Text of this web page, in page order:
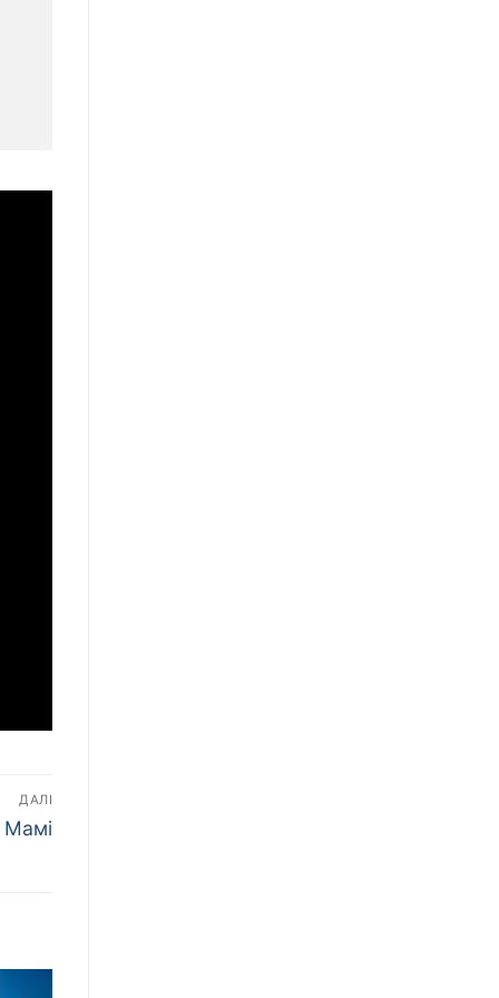
ДАЛІ
Мамі